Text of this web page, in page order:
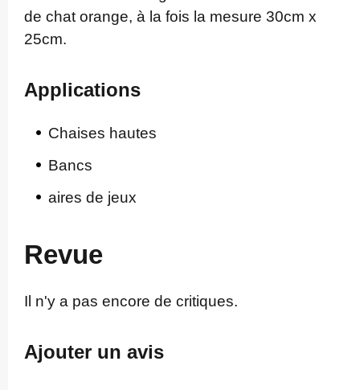
de chat orange, à la fois la mesure 30cm x
25cm.
Applications
Chaises hautes
Bancs
aires de jeux
Revue
Il n'y a pas encore de critiques.
Ajouter un avis